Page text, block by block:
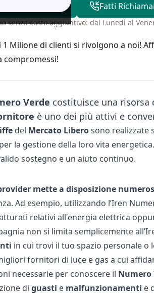
Fatti
senza costo aggiuntivo: dal Lunedì al
1 Milione di clienti si rivolgono a noi!
compromessi!
Verde costituisce una
è uno dei più attivi e
del Mercato Liberosono realizzate
la gestione della loro vita
sostegno e un aiuto continuo.
mettea disposizione
Ad esempio, utilizzando l’Iren
relativi all'energia elettrica
non si limita semplicemente
in cui trovi il tuo spazio personale o
fornitori di luce e gas a cui
necessarie per conoscere il Numero
di guasti e malfunzionamenti e